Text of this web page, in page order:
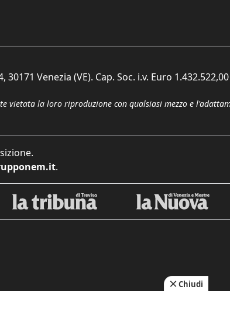
Venezia (VE). Cap. Soc. i.v. Euro 1.432.522,00
vietata la loro riproduzione con qualsiasi mezzo e
.
Chiudi